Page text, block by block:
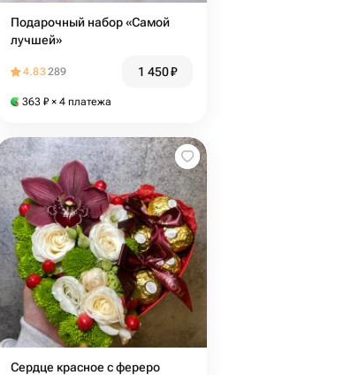
Подарочный набор «Самой
лучшей»
4.83289 1 450₽
363 ₽ × 4 платежа
Сердце красное с фереро